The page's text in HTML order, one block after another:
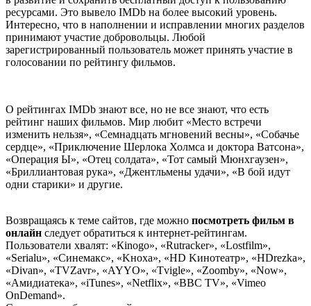
ресурсами. Это вывело IMDb на более высокий уровень.
Интересно, что в наполнении и исправлении многих разделов
принимают участие добровольцы. Любой
зарегистрированный пользователь может принять участие в
голосовании по рейтингу фильмов.
О рейтингах IMDb знают все, но не все знают, что есть
рейтинг наших фильмов. Мир любит «Место встречи
изменить нельзя», «Семнадцать мгновений весны», «Собачье
сердце», «Приключение Шерлока Холмса и доктора Ватсона»,
«Операция Ы», «Отец солдата», «Тот самый Мюнхгаузен»,
«Бриллиантовая рука», «Джентльмены удачи», «В бой идут
одни старики» и другие.
Возвращаясь к теме сайтов, где можно посмотреть фильм в
онлайн следует обратиться к интернет-рейтингам.
Пользователи хвалят: «Кinоgо», «Rutrасkеr», «Lоstfilm»,
«Sеriаlu», «Cинемакс», «Kнохa», «НD Kинотeaтp», «НDrеzkа»,
«Divan», «TVZavr», «AYYO», «Tvigle», «Zoomby», «Now»,
«Амидиатека», «iTunes», «Netflix», «BBC TV», «Vimeo
OnDemand».